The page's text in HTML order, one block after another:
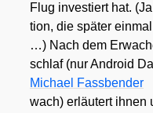
Flug inves­tiert hat.
ti­on, die spä­ter
…) Nach dem
schlaf (nur Android
Micha­el Fass­ben­der
wach) erläu­tert ihnen